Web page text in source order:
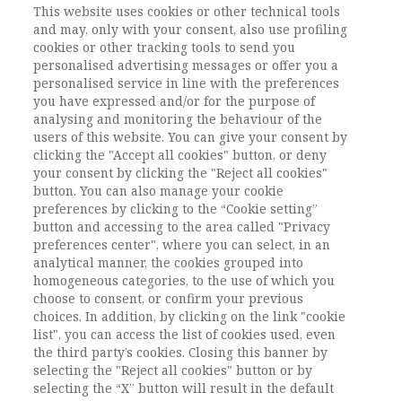
Keywords: data access, issue network, digital
services regulation, vetted researchers, digital
research
DOI:10.1485/2281-2652-202527-2
Pagine33-53
L'ACCESSO A QUESTO
CONTENUTO E' RISERVATO AGLI
UTENTI ABBONATI
Sei abbonato?ESEGUI L'ACCESSOoppure
ABBONATI.
This website uses cookies or other technical tools
and may, only with your consent, also use profiling
cookies or other tracking tools to send you
personalised advertising messages or offer you a
personalised service in line with the preferences
you have expressed and/or for the purpose of
analysing and monitoring the behaviour of the
users of this website. You can give your consent by
clicking the "Accept all cookies" button, or deny
your consent by clicking the "Reject all cookies"
button. You can also manage your cookie
preferences by clicking to the “Cookie setting”
button and accessing to the area called "Privacy
preferences center", where you can select, in an
analytical manner, the cookies grouped into
homogeneous categories, to the use of which you
choose to consent, or confirm your previous
choices. In addition, by clicking on the link "cookie
list", you can access the list of cookies used, even
the third party’s cookies. Closing this banner by
selecting the "Reject all cookies" button or by
selecting the “X” button will result in the default